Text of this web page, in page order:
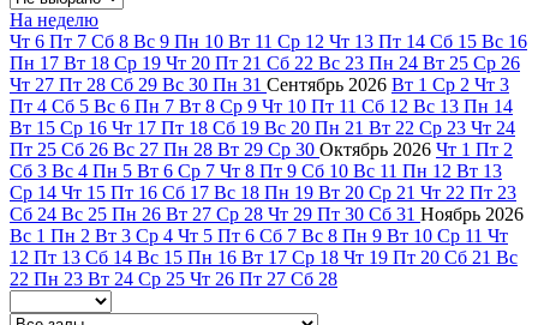
На неделю
Чт 6 Пт 7 Сб 8 Вс 9 Пн 10 Вт 11 Ср 12 Чт 13 Пт 14 Сб 15 Вс 16
Пн 17 Вт 18 Ср 19 Чт 20 Пт 21 Сб 22 Вс 23 Пн 24 Вт 25 Ср 26
Чт 27 Пт 28 Сб 29 Вс 30 Пн 31 Сентябрь 2026 Вт 1 Ср 2 Чт 3
Пт 4 Сб 5 Вс 6 Пн 7 Вт 8 Ср 9 Чт 10 Пт 11 Сб 12 Вс 13 Пн 14
Вт 15 Ср 16 Чт 17 Пт 18 Сб 19 Вс 20 Пн 21 Вт 22 Ср 23 Чт 24
Пт 25 Сб 26 Вс 27 Пн 28 Вт 29 Ср 30 Октябрь 2026 Чт 1 Пт 2
Сб 3 Вс 4 Пн 5 Вт 6 Ср 7 Чт 8 Пт 9 Сб 10 Вс 11 Пн 12 Вт 13
Ср 14 Чт 15 Пт 16 Сб 17 Вс 18 Пн 19 Вт 20 Ср 21 Чт 22 Пт 23
Сб 24 Вс 25 Пн 26 Вт 27 Ср 28 Чт 29 Пт 30 Сб 31 Ноябрь 2026
Вс 1 Пн 2 Вт 3 Ср 4 Чт 5 Пт 6 Сб 7 Вс 8 Пн 9 Вт 10 Ср 11 Чт
12 Пт 13 Сб 14 Вс 15 Пн 16 Вт 17 Ср 18 Чт 19 Пт 20 Сб 21 Вс
22 Пн 23 Вт 24 Ср 25 Чт 26 Пт 27 Сб 28